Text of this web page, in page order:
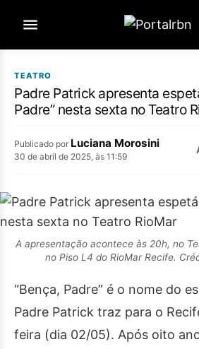
TEATRO
Padre Patrick apresenta
Padre” nesta sexta no Teatro
Publicado por Luciana Morosini
30 de abril de 2025, às 11:59
A apresentação acontece às 20h, no
no Piso L4 do RioMar Recife.
“Bença, Padre” é o nome do
Padre Patrick traz para o
feira (dia 02/05). Após oito